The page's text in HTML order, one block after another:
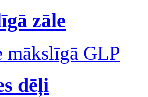
zāle
mākslīgā GLP
dēļi